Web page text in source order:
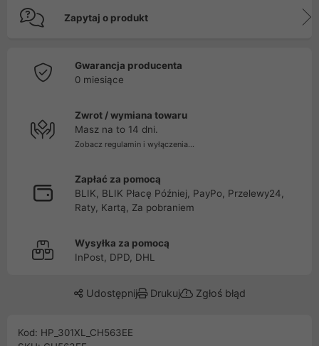
Zapytaj o produkt
Gwarancja producenta
0 miesiące
Zwrot / wymiana towaru
Masz na to 14 dni.
Zobacz regulamin i wyłączenia...
Zapłać za pomocą
BLIK, BLIK Płacę Później, PayPo, Przelewy24,
Raty, Kartą, Za pobraniem
Wysyłka za pomocą
InPost, DPD, DHL
Udostępnij Drukuj Zgłoś błąd
Kod: HP_301XL_CH563EE